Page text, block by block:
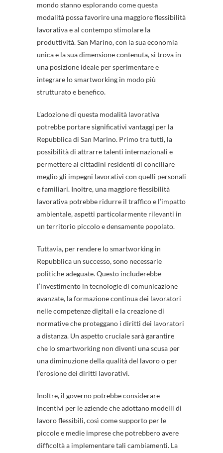
mondo stanno esplorando come questa
modalità possa favorire una maggiore flessibilità
lavorativa e al contempo stimolare la
produttività. San Marino, con la sua economia
unica e la sua dimensione contenuta, si trova in
una posizione ideale per sperimentare e
integrare lo smartworking in modo più
strutturato e benefico.
L’adozione di questa modalità lavorativa
potrebbe portare significativi vantaggi per la
Repubblica di San Marino. Primo tra tutti, la
possibilità di attrarre talenti internazionali e
permettere ai cittadini residenti di conciliare
meglio gli impegni lavorativi con quelli personali
e familiari. Inoltre, una maggiore flessibilità
lavorativa potrebbe ridurre il traffico e l’impatto
ambientale, aspetti particolarmente rilevanti in
un territorio piccolo e densamente popolato.
Tuttavia, per rendere lo smartworking in
Repubblica un successo, sono necessarie
politiche adeguate. Questo includerebbe
l’investimento in tecnologie di comunicazione
avanzate, la formazione continua dei lavoratori
nelle competenze digitali e la creazione di
normative che proteggano i diritti dei lavoratori
a distanza. Un aspetto cruciale sarà garantire
che lo smartworking non diventi una scusa per
una diminuzione della qualità del lavoro o per
l’erosione dei diritti lavorativi.
Inoltre, il governo potrebbe considerare
incentivi per le aziende che adottano modelli di
lavoro flessibili, così come supporto per le
piccole e medie imprese che potrebbero avere
difficoltà a implementare tali cambiamenti. La